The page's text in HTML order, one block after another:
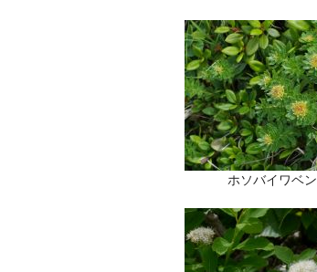
ホソバイワベ